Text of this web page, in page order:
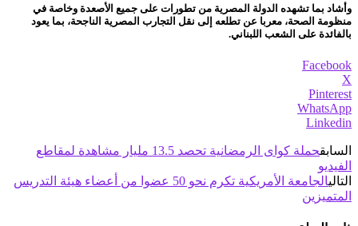
وأشاد بما تشهده الدولة المصرية من تطورات على جميع الأصعدة وخاصة في
منظومة الصحة، معربا عن تطلعه إلى نقل التجارب المصرية الناجحة، بما يعود
بالفائدة على الشعب اللبناني.
Facebook
X
Pinterest
WhatsApp
Linkedin
السابق
حملة كواى الرمضانية تحصد 13.5 مليار مشاهدة لمقاطع
الفيديو
التالي
الجامعة الأمريكية تكرم نحو 50 عضوا من أعضاء هيئة التدريس
المتميزين